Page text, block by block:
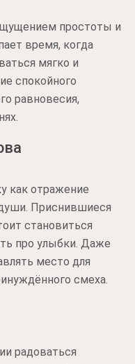
простоты и
время, когда
мягко и
спокойного
равновесия,
как отражение
Приснившиеся
становиться
про улыбки. Даже
место для
смеха.
радоваться